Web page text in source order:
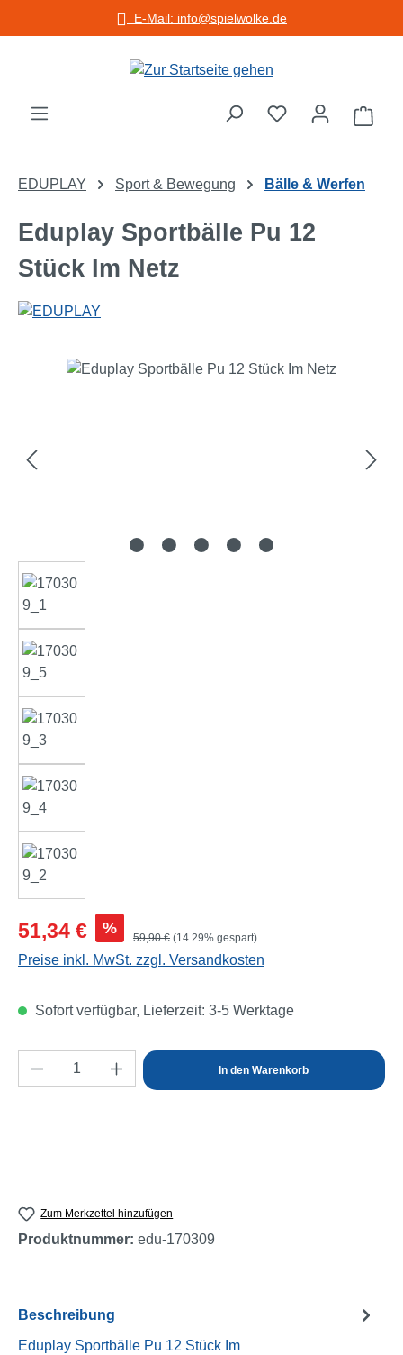
Zum Hauptinhalt springenE-Mail: info@spielwolke.de
EDUPLAY Sport & Bewegung Bälle & Werfen
Eduplay Sportbälle Pu 12
Stück Im Netz
Verkaufspreis:
51,34 € % Regulärer Preis:
59,90 € (14.29% gespart)
Preise inkl. MwSt. zzgl. Versandkosten
Sofort verfügbar, Lieferzeit: 3-5 Werktage
Produkt Anzahl: Gib den gewünschten
In den Warenkorb
Zum Merkzettel hinzufügen
Produktnummer: edu-170309
Beschreibung
Eduplay Sportbälle Pu 12 Stück Im